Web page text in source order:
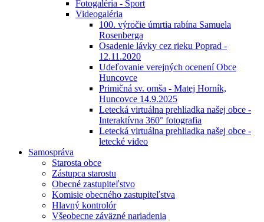
Fotogaléria - Šport
Videogaléria
100. výročie úmrtia rabína Samuela
Rosenberga
Osadenie lávky cez rieku Poprad -
12.11.2020
Udeľovanie verejných ocenení Obce
Huncovce
Primičná sv. omša - Matej Horník,
Huncovce 14.9.2025
Letecká virtuálna prehliadka našej obce -
Interaktívna 360° fotografia
Letecká virtuálna prehliadka našej obce -
letecké video
Samospráva
Starosta obce
Zástupca starostu
Obecné zastupiteľstvo
Komisie obecného zastupiteľstva
Hlavný kontrolór
Všeobecne záväzné nariadenia